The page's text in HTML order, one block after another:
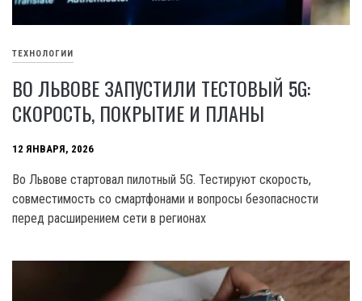
ТЕХНОЛОГИИ
ВО ЛЬВОВЕ ЗАПУСТИЛИ ТЕСТОВЫЙ 5G:
СКОРОСТЬ, ПОКРЫТИЕ И ПЛАНЫ
12 ЯНВАРЯ, 2026
Во Львове стартовал пилотный 5G. Тестируют скорость,
совместимость со смартфонами и вопросы безопасности
перед расширением сети в регионах